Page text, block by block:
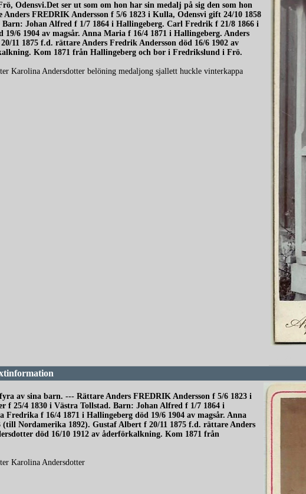
Odensvi.Det ser ut som om hon har sin medalj på sig den som hon
FREDRIK Andersson f 5/6 1823 i Kulla, Odensvi gift 24/10 1858
Johan Alfred f 1/7 1864 i Hallingeberg. Carl Fredrik f 21/8 1866 i
6 1904 av magsår. Anna Maria f 16/4 1871 i Hallingeberg. Anders
11 1875 f.d. rättare Anders Fredrik Andersson död 16/6 1902 av
Kom 1871 från Hallingeberg och bor i Fredrikslund i Frö.
Karolina Andersdotter belöning medaljong sjallett huckle vinterkappa
av sina barn. --- Rättare Anders FREDRIK Andersson f 5/6 1823 i
f 25/4 1830 i Västra Tollstad. Barn: Johan Alfred f 1/7 1864 i
f 16/4 1871 i Hallingeberg död 19/6 1904 av magsår. Anna
Nordamerika 1892). Gustaf Albert f 20/11 1875 f.d. rättare Anders
död 16/10 1912 av åderförkalkning. Kom 1871 från
Karolina Andersdotter